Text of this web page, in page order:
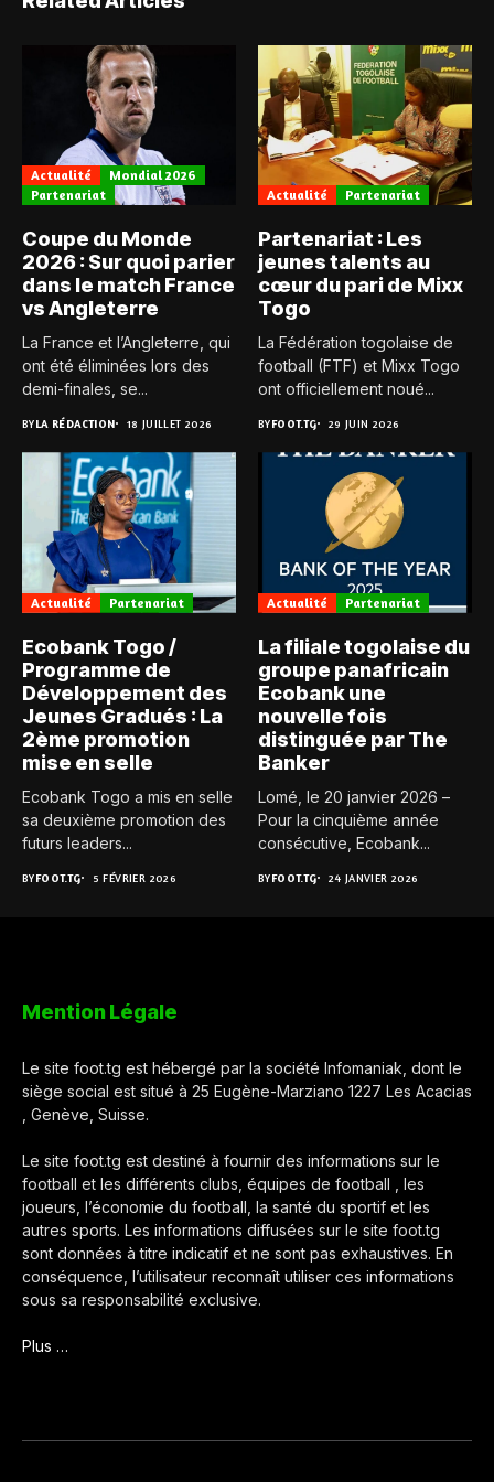
Actualité
Mondial 2026
Partenariat
Coupe du Monde
2026 : Sur quoi parier
dans le match France
vs Angleterre
La France et l’Angleterre, qui
ont été éliminées lors des
demi-finales, se...
BYLA RÉDACTION 18 JUILLET 2026
Actualité Partenariat
Partenariat : Les
jeunes talents au
cœur du pari de Mixx
Togo
La Fédération togolaise de
football (FTF) et Mixx Togo
ont officiellement noué...
BYFOOT.TG 29 JUIN 2026
Actualité Partenariat
Ecobank Togo /
Programme de
Développement des
Jeunes Gradués : La
2ème promotion
mise en selle
Ecobank Togo a mis en selle
sa deuxième promotion des
futurs leaders...
BYFOOT.TG 5 FÉVRIER 2026
Actualité Partenariat
La filiale togolaise du
groupe panafricain
Ecobank une
nouvelle fois
distinguée par The
Banker
Lomé, le 20 janvier 2026 –
Pour la cinquième année
consécutive, Ecobank...
BYFOOT.TG 24 JANVIER 2026
Mention Légale
Le site foot.tg est hébergé par la société Infomaniak, dont le
siège social est situé à 25 Eugène-Marziano 1227 Les Acacias
, Genève, Suisse.
Le site foot.tg est destiné à fournir des informations sur le
football et les différents clubs, équipes de football , les
joueurs, l’économie du football, la santé du sportif et les
autres sports. Les informations diffusées sur le site foot.tg
sont données à titre indicatif et ne sont pas exhaustives. En
conséquence, l’utilisateur reconnaît utiliser ces informations
sous sa responsabilité exclusive.
Plus …